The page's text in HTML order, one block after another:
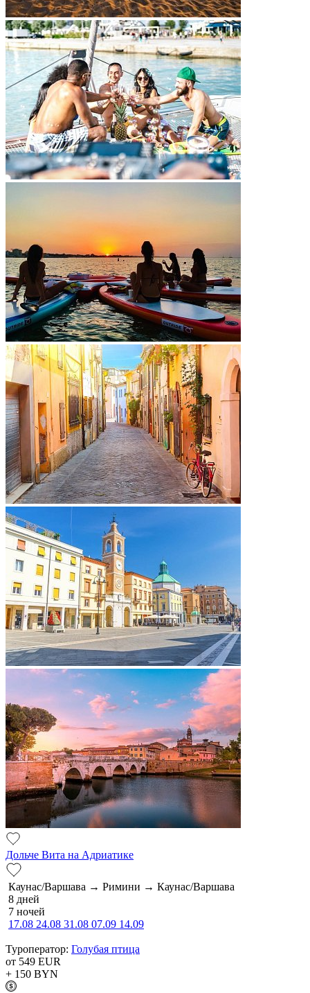
Дольче Вита на Адриатике
Каунас/Варшава → Римини → Каунас/Варшава
8 дней
7 ночей
17.08 24.08 31.08 07.09 14.09
Туроператор: Голубая птица
от 549 EUR
+ 150 BYN